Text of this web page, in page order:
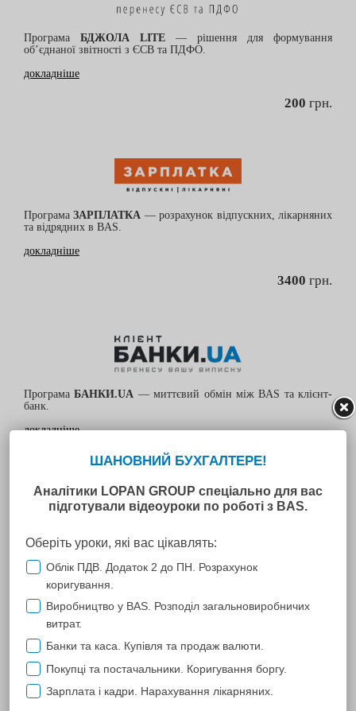
Програма БДЖОЛА LITE — рішення для формування
об’єднаної звітності з ЄСВ та ПДФО.
докладніше
200 грн.
ПрограмаЗАРПЛАТКА — розрахунок відпускних, лікарняних
та відрядних в BAS.
докладніше
3400 грн.
ПрограмаБАНКИ.UA — миттєвий обмін між BAS та клієнт-
банк.
докладніше
ПрограмаЗАРПЛАТНИЙ ПРОЄКТ
зарплати і податків з BAS в клієнт-банк, відправка
розрахункових листів співробітникам на email.
докладніше